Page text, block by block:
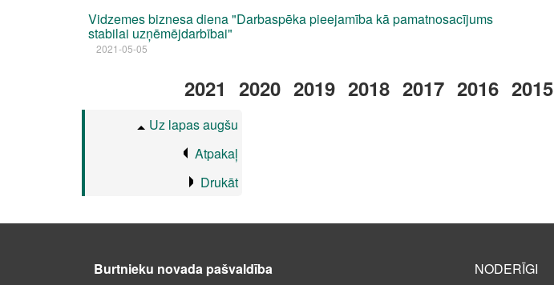
Vidzemes biznesa diena "Darbaspēka pieejamība kā pamatnosacījums
stabilai uzņēmējdarbībai"
2021-05-05
2021 2020 2019 2018 2017 2016 2015
Uz lapas augšu
Atpakaļ
Drukāt
Burtnieku novada pašvaldība
NODERĪGI